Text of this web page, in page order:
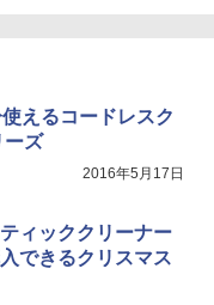
えるコードレスク
ーズ
2016年5月17日
ィッククリーナー
できるクリスマス